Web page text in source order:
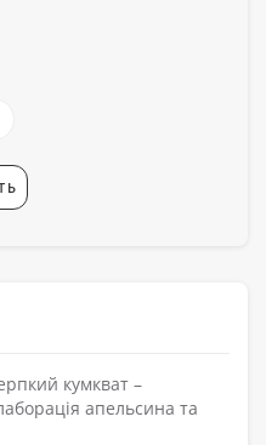
кумкват –
апельсина та